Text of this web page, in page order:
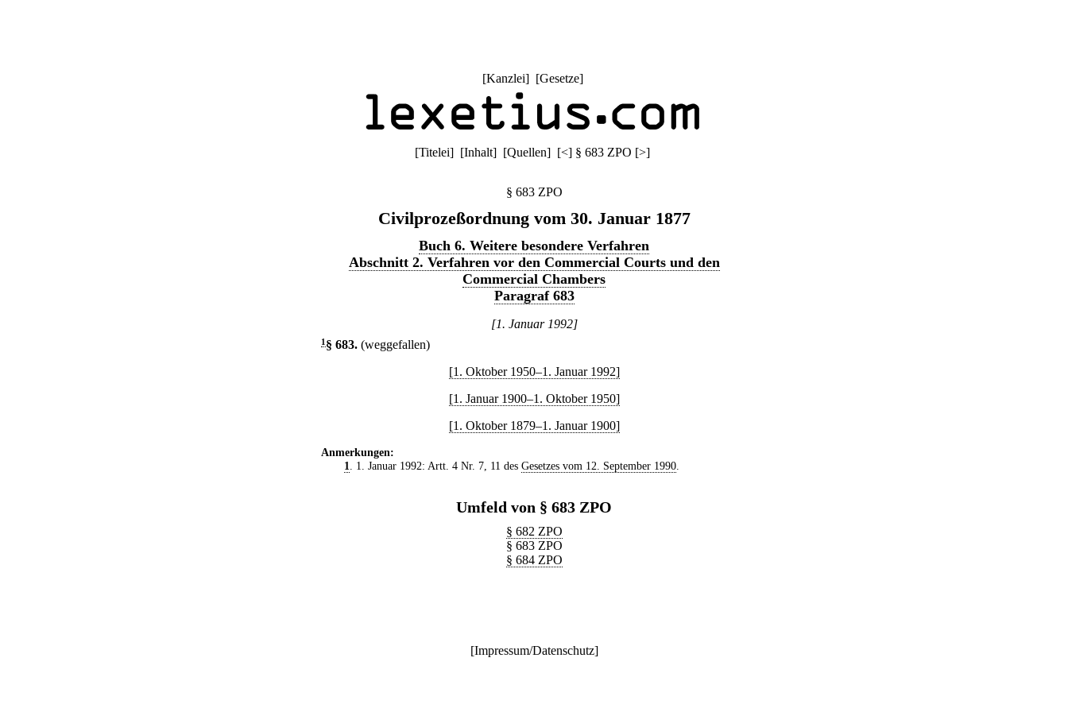
[Kanzlei] [Gesetze]
[Titelei] [Inhalt] [Quellen] [<] § 683 ZPO [>]
§ 683 ZPO
Civilprozeßordnung vom 30. Januar 1877
Buch 6. Weitere besondere Verfahren
Abschnitt 2. Verfahren vor den Commercial Courts und den
Commercial Chambers
Paragraf 683
[1. Januar 1992]
1 § 683. (weggefallen)
[1. Oktober 1950–1. Januar 1992]
[1. Januar 1900–1. Oktober 1950]
[1. Oktober 1879–1. Januar 1900]
Anmerkungen:
1
. 1. Januar 1992: Artt. 4 Nr. 7, 11 des Gesetzes vom 12. September 1990.
Umfeld von § 683 ZPO
§ 682 ZPO
§ 683 ZPO
§ 684 ZPO
[Impressum/Datenschutz]